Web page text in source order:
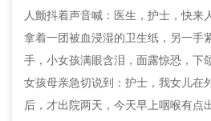
人颤抖着声音喊：医生，护士，快来
拿着一团被血浸湿的卫生纸，另一手
手，小女孩满眼含泪，面露惊恐，下
女孩母亲急切说到：护士，我女儿在
后，才出院两天，今天早上咽喉有点